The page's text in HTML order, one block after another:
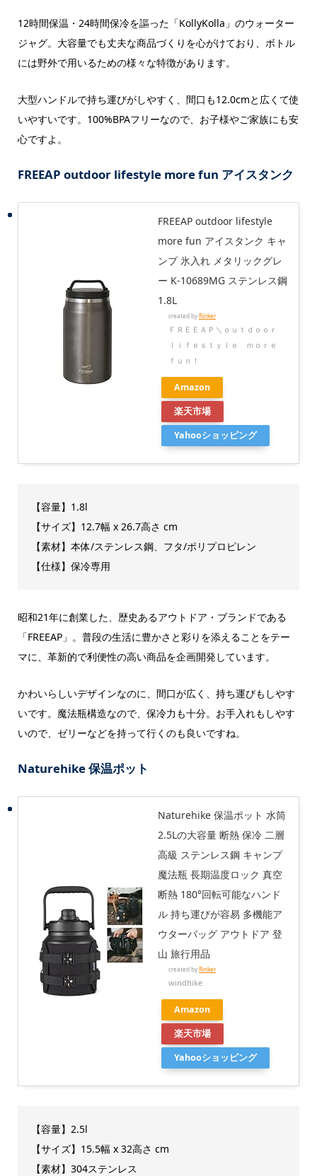
12時間保温・24時間保冷を謳った「KollyKolla」のウォーター
ジャグ。大容量でも丈夫な商品づくりを心がけており、ボトル
には野外で用いるための様々な特徴があります。
大型ハンドルで持ち運びがしやすく、間口も12.0cmと広くて使
いやすいです。100%BPAフリーなので、お子様やご家族にも安
心ですよ。
FREEAP outdoor lifestyle more fun アイスタンク
FREEAP outdoor lifestyle
more fun アイスタンク キャ
ンプ 氷入れ メタリックグレ
ー K-10689MG ステンレス鋼
1.8L
created by Rinker
ＦＲＥＥＡＰ＼ｏｕｔｄｏｏｒ
ｌｉｆｅｓｔｙｌｅ ｍｏｒｅ
ｆｕｎ！
Amazon
楽天市場
Yahooショッピング
【容量】1.8l
【サイズ】12.7幅 x 26.7高さ cm
【素材】本体/ステンレス鋼、フタ/ポリプロピレン
【仕様】保冷専用
昭和21年に創業した、歴史あるアウトドア・ブランドである
「FREEAP」。普段の生活に豊かさと彩りを添えることをテー
マに、革新的で利便性の高い商品を企画開発しています。
かわいらしいデザインなのに、間口が広く、持ち運びもしやす
いです。魔法瓶構造なので、保冷力も十分。お手入れもしやす
いので、ゼリーなどを持って行くのも良いですね。
Naturehike 保温ポット
Naturehike 保温ポット 水筒
2.5Lの大容量 断熱 保冷 二層
高級 ステンレス鋼 キャンプ
魔法瓶 長期温度ロック 真空
断熱 180°回転可能なハンド
ル 持ち運びが容易 多機能ア
ウターバッグ アウトドア 登
山 旅行用品
created byRinker
windhike
Amazon
楽天市場
Yahooショッピング
【容量】2.5l
【サイズ】15.5幅 x 32高さ cm
【素材】304ステンレス